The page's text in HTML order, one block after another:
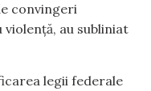
convingeri
au subliniat
legii federale